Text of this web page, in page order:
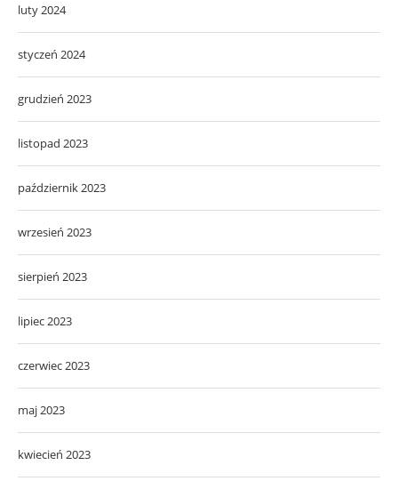
luty 2024
styczeń 2024
grudzień 2023
listopad 2023
październik 2023
wrzesień 2023
sierpień 2023
lipiec 2023
czerwiec 2023
maj 2023
kwiecień 2023